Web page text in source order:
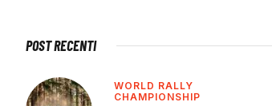
POST RECENTI
WORLD RALLY
CHAMPIONSHIP